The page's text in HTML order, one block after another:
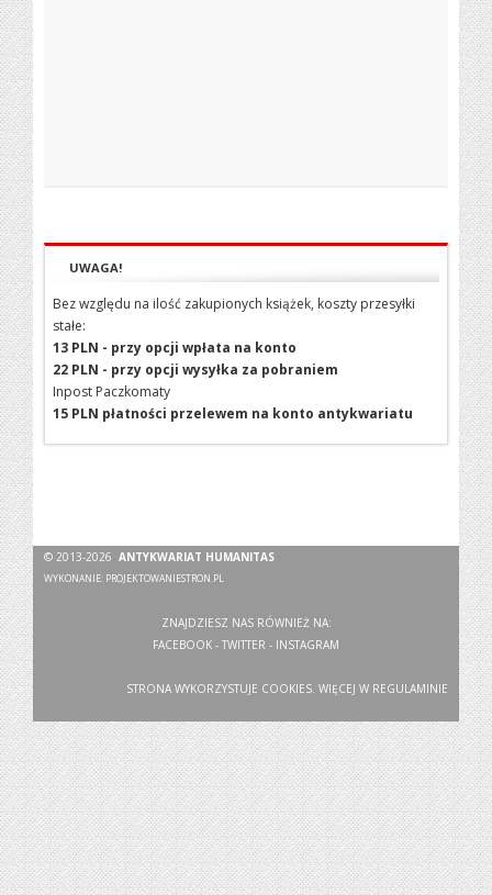
UWAGA!
Bez względu na ilość zakupionych książek, koszty przesyłki
stałe:
13 PLN - przy opcji wpłata na konto
22 PLN - przy opcji wysyłka za pobraniem
Inpost Paczkomaty
15 PLN płatności przelewem na konto antykwariatu
© 2013-2026ANTYKWARIAT HUMANITAS
WYKONANIE: PROJEKTOWANIESTRON.PL
ZNAJDZIESZ NAS RÓWNIEŻ NA:
FACEBOOK - TWITTER - INSTAGRAM
STRONA WYKORZYSTUJE COOKIES. WIĘCEJ W REGULAMINIE